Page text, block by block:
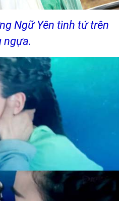
Ngữ Yên tình tứ trên
ngựa.